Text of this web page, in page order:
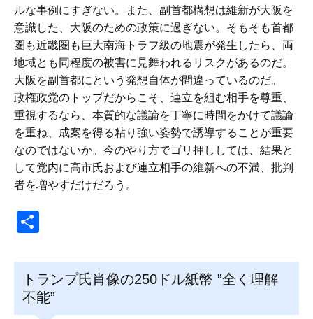
ルな事例にすぎない。また、副首都構想は維新が大阪を
意識した、大阪のための政策に過ぎない。そもそも首都
圏も近畿圏も巨大南海トラフ級の地震が発生したら、両
地域とも同程度の被害に見舞われるリスクがあるのだ。
大阪を副首都にという発想自体が間違っているのだ。
政権政党のトップだからこそ、連立を組む相手を尊重、
重視するなら、本質的な議論を丁寧に時間をかけて議論
を重ね、成案を得る粘り強い姿勢で誘導することが重要
なのではないか。今のやり方でゴリ押ししては、結果と
して党内に高市氏および連立相手の維新への不満、批判
者を増やすだけだろう。
トランプ氏肖像の250ドル紙幣 ”全く理解
不能”